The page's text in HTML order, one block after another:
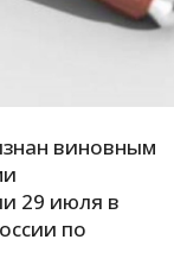
виновным
29 июля в
по